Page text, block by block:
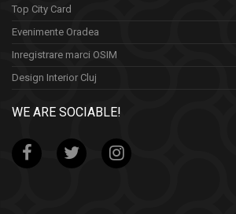
Top City Card
Evenimente Oradea
Inregistrare marci OSIM
Design Interior Cluj
WE ARE SOCIABLE!